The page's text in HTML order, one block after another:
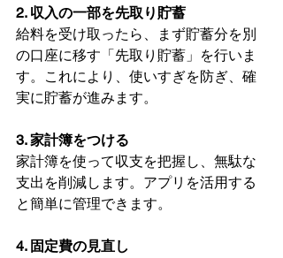
2. 収入の一部を先取り貯蓄
給料を受け取ったら、まず貯蓄分を別
の口座に移す「先取り貯蓄」を行いま
す。これにより、使いすぎを防ぎ、確
実に貯蓄が進みます。
3. 家計簿をつける
家計簿を使って収支を把握し、無駄な
支出を削減します。アプリを活用する
と簡単に管理できます。
4. 固定費の見直し